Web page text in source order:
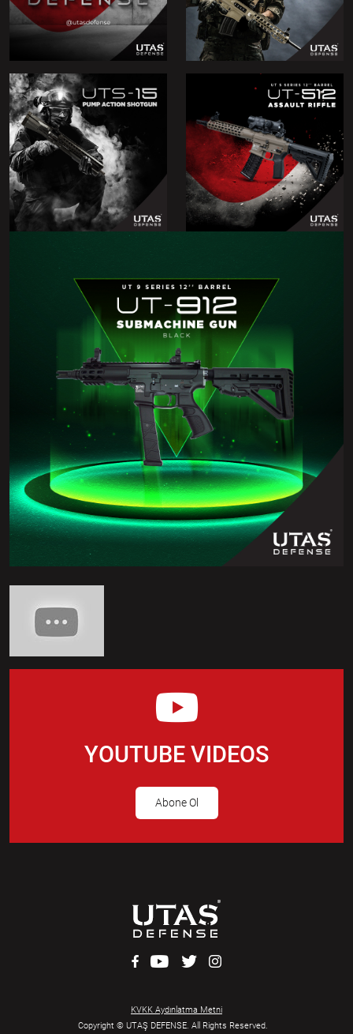
YOUTUBE VIDEOS
Abone Ol
Copyright © UTAŞ DEFENSE. All Rights Reserved.
KVKK Aydınlatma Metni